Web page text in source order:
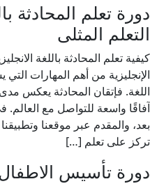
دورة تعلم المحادثة
التعلم المثلى
كيفية تعلم المحادثة باللغة
الإنجليزية من أهم المهارات التي
اللغة. فإتقان المحادثة يعكس
آفاقًا واسعة للتواصل مع العالم.
تركز على تعلم […]
دورة تأسيس الاطفال